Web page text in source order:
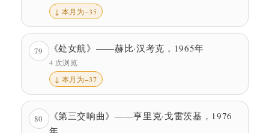
↓ 本月为−35
79 《处女航》——赫比·汉考克，1965年
4 次浏览
↓ 本月为−37
80
《第三交响曲》——亨里克·戈雷茨基，1976
年